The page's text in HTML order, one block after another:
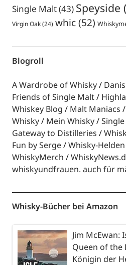
Single Malt(43) Speyside
Virgin Oak(24) whic(52)
Blogroll
A Wardrobe of Whisky
Friends of Single Malt
Whiskey Blog
Malt Maniacs
Whisky
Mein Whisky
Gateway to Distilleries
Fun by Serge
Whisky-Helden
WhiskyMerch
whiskyundfrauen. auch für
Whisky-Bücher bei Amazon
Jim McEwan:
Queen of the
Königin der